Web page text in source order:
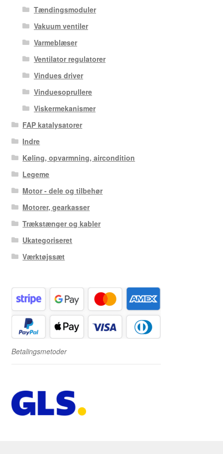
Tændingsmoduler
Vakuum ventiler
Varmeblæser
Ventilator regulatorer
Vindues driver
Vinduesoprullere
Viskermekanismer
FAP katalysatorer
Indre
Køling, opvarmning, aircondition
Legeme
Motor - dele og tilbehør
Motorer, gearkasser
Trækstænger og kabler
Ukategoriseret
Værktøjssæt
Betalingsmetoder